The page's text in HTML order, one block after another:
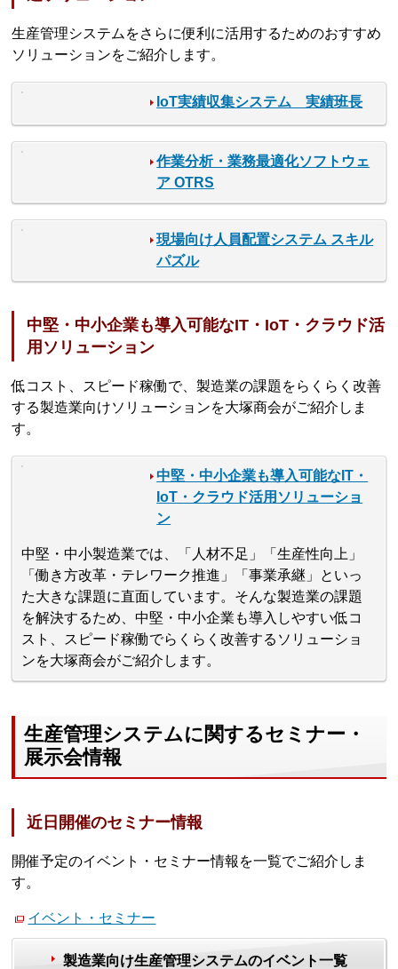
生産管理システムをさらに便利に活用するためのおすすめ
ソリューションをご紹介します。
IoT実績収集システム 実績班長
作業分析・業務最適化ソフトウェ
ア OTRS
現場向け人員配置システム スキル
パズル
中堅・中小企業も導入可能なIT・IoT・クラウド活
用ソリューション
低コスト、スピード稼働で、製造業の課題をらくらく改善
する製造業向けソリューションを大塚商会がご紹介しま
す。
中堅・中小企業も導入可能なIT・
IoT・クラウド活用ソリューショ
ン
中堅・中小製造業では、「人材不足」「生産性向上」
「働き方改革・テレワーク推進」「事業承継」といっ
た大きな課題に直面しています。そんな製造業の課題
を解決するため、中堅・中小企業も導入しやすい低コ
スト、スピード稼働でらくらく改善するソリューショ
ンを大塚商会がご紹介します。
生産管理システムに関するセミナー・
展示会情報
近日開催のセミナー情報
開催予定のイベント・セミナー情報を一覧でご紹介しま
す。
イベント・セミナー
製造業向け生産管理システムのイベント一覧